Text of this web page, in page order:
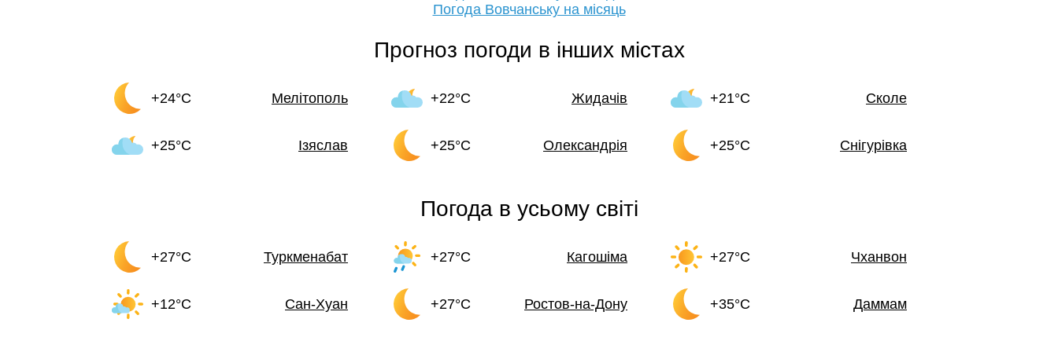
Погода Вовчанську на місяць
Прогноз погоди в інших містах
+24°C Мелітополь +22°C Жидачів +21°C Сколе
+25°C Ізяслав +25°C Олександрія +25°C Снігурівка
Погода в усьому світі
+27°C Туркменабат +27°C Кагошіма +27°C Чханвон
+12°C Сан-Хуан +27°C Ростов-на-Дону +35°C Даммам